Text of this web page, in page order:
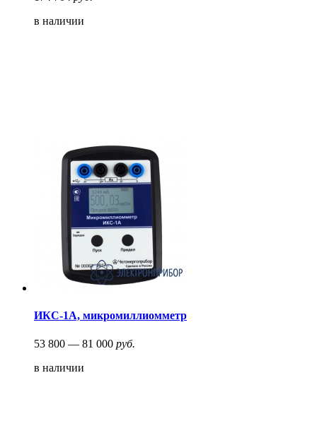
в наличии
ИКС-1А, микромиллиомметр
53 800 — 81 000 руб.
в наличии